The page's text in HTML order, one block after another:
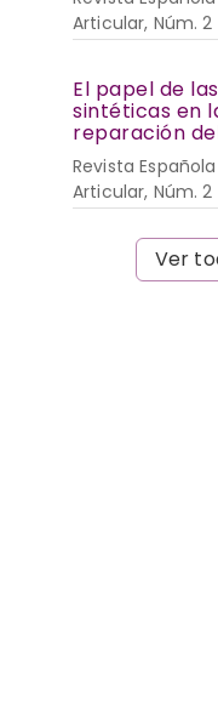
Articular, Núm. 2
El papel de
sintéticas en
reparación
Revista
Articular, Núm. 2
Ver